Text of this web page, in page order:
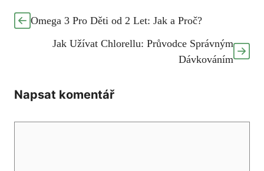
Omega 3 Pro Děti od 2 Let: Jak a Proč?
Jak Užívat Chlorellu: Průvodce Správným
Dávkováním
Napsat komentář